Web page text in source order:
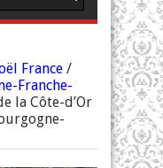
France /
Franche-
la Côte-d’Or